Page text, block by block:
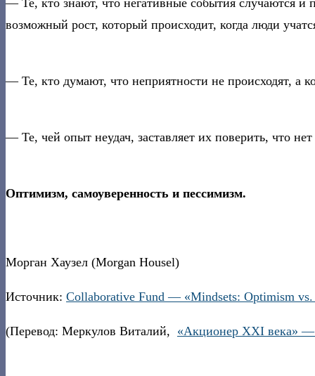
возможный рост, который происходит, когда люди
— Те, кто думают, что неприятности не происходят, а
— Те, чей опыт неудач, заставляет их поверить, что
Оптимизм, самоуверенность и пессимизм.
Морган Хаузел (Morgan Housel)
Источник: Collaborative Fund — «Mindsets: Optimism vs.
(Перевод: Меркулов Виталий, «Акционер XXI века»